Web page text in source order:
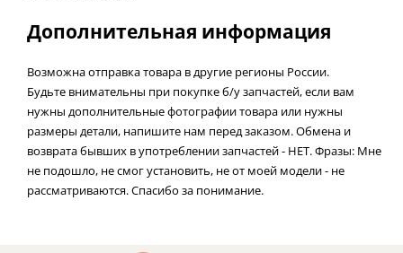
Дополнительная информация
Возможна отправка товара в другие регионы России.
Будьте внимательны при покупке б/у запчастей, если вам
нужны дополнительные фотографии товара или нужны
размеры детали, напишите нам перед заказом. Обмена и
возврата бывших в употреблении запчастей - НЕТ. Фразы: Мне
не подошло, не смог установить, не от моей модели - не
рассматриваются. Спасибо за понимание.